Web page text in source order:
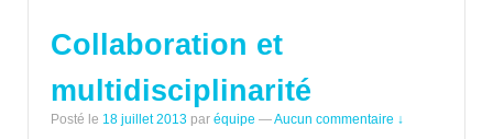
Collaboration et
multidisciplinarité
Posté le 18 juillet 2013 par équipe —Aucun commentaire ↓